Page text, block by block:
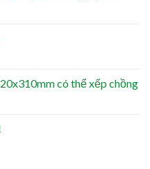
có thể xếp chồng